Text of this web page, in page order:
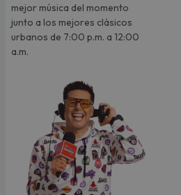
mejor música del momento
junto a los mejores clásicos
urbanos de 7:00 p.m. a 12:00
a.m.